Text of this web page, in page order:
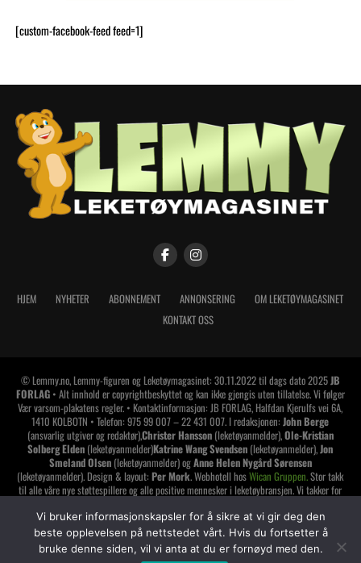
[custom-facebook-feed feed=1]
HJEM NYHETER ABONNEMENT ANNONSERING
OM LEKETØYMAGASINET
KONTAKT OSS
© Lemmy.no, Lemmy-figuren og Leketøymagasinet: 30.11.2022 til dags dato 2025JB
FORLAG• Alt innhold er copyrightbeskyttet og kan ikke gjengis uten tillatelse. Vi følger
Vær varsom-plakatens regler. • Kontaktinformasjon: JB FORLAG, Halfdan Kjerulfs vei 6A,
1410 KOLBOTN • Telefon: 975 99 007 – 22 431 007. I redaksjonen:John Berge
(ansvarlig utgiver og redaktør),Christer Hansson(leketøyanmelder),Ole-Kristian
Solberg Elden (leketøyanmelder)Katrine Wang Svendsen (leketøyanmelder),Jon
Smeland Olsen(leketøyanmelder) ogAnne Helen Nygård Sørensen
(leketøyanmelder). Design & layout:Per Mork. Webhotell hosWican Gruppen.Stor takk
til alle våre nye støttespillere og alle positive mennesker i leketøybransjen. Vi takker for
selv et klapp på skuldrene!
LEMMY LEKETØYMAGASINET er medlem av
Vi bruker informasjonskapsler for å sikre at vi gir deg den
beste opplevelsen på nettstedet vårt. Hvis du fortsetter å
bruke denne siden, vil vi anta at du er fornøyd med den.